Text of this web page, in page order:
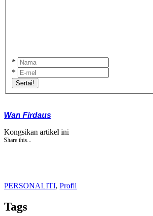
*
*
Sertai!
Wan Firdaus
Kongsikan artikel ini
Share this...
PERSONALITI, Profil
Tags